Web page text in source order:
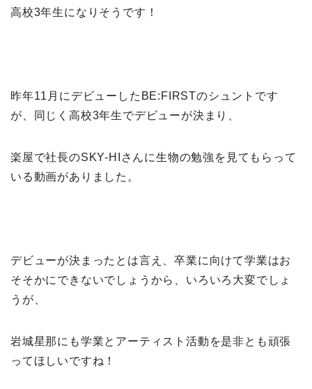
高校3年生になりそうです！
昨年11月にデビューしたBE:FIRSTのシュントです
が、同じく高校3年生でデビューが決まり、
楽屋で社長のSKY-HIさんに生物の勉強を見てもらって
いる動画がありました。
デビューが決まったとは言え、卒業に向けて学業はお
そそかにできないでしょうから、いろいろ大変でしょ
うが、
岩城星那にも学業とアーティスト活動を是非とも頑張
ってほしいですね！